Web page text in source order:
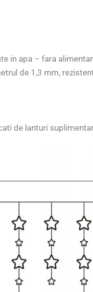
in apa – fara
de 1,3 mm,
de lanturi